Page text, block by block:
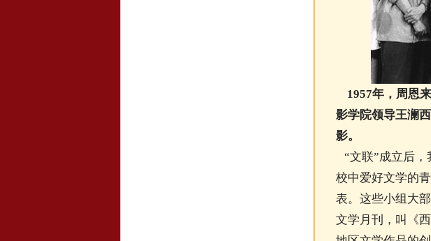
1957年，周恩
影学院领导王澜
影。
“文联”成立后，
校中爱好文学的
表。这些小组大
文学月刊，叫《